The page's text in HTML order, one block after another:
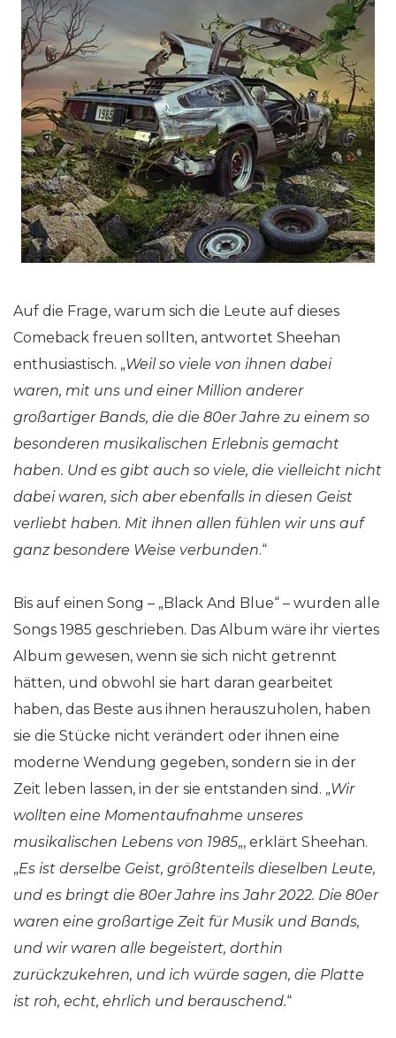
Auf die Frage, warum sich die Leute auf dieses
Comeback freuen sollten, antwortet Sheehan
enthusiastisch. „Weil so viele von ihnen dabei
waren, mit uns und einer Million anderer
großartiger Bands, die die 80er Jahre zu einem so
besonderen musikalischen Erlebnis gemacht
haben. Und es gibt auch so viele, die vielleicht nicht
dabei waren, sich aber ebenfalls in diesen Geist
verliebt haben. Mit ihnen allen fühlen wir uns auf
ganz besondere Weise verbunden.“
Bis auf einen Song – „Black And Blue“ – wurden alle
Songs 1985 geschrieben. Das Album wäre ihr viertes
Album gewesen, wenn sie sich nicht getrennt
hätten, und obwohl sie hart daran gearbeitet
haben, das Beste aus ihnen herauszuholen, haben
sie die Stücke nicht verändert oder ihnen eine
moderne Wendung gegeben, sondern sie in der
Zeit leben lassen, in der sie entstanden sind. „Wir
wollten eine Momentaufnahme unseres
musikalischen Lebens von 1985„, erklärt Sheehan.
„Es ist derselbe Geist, größtenteils dieselben Leute,
und es bringt die 80er Jahre ins Jahr 2022. Die 80er
waren eine großartige Zeit für Musik und Bands,
und wir waren alle begeistert, dorthin
zurückzukehren, und ich würde sagen, die Platte
ist roh, echt, ehrlich und berauschend.“